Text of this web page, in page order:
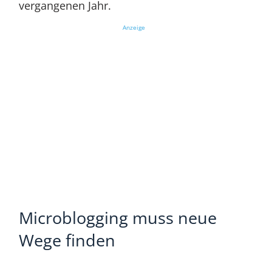
vergangenen Jahr.
Anzeige
Microblogging muss neue
Wege finden